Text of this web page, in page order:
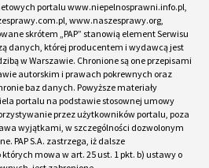
portalu www.niepelnosprawni.info.pl,
www.naszesprawy.org,
skrótem „PAP” stanowią element Serwisu
danych, której producentem i wydawcą jest
w Warszawie. Chronione są one przepisami
autorskim i prawach pokrewnych oraz
baz danych. Powyższe materiały
portalu na podstawie stosownej umowy
przez użytkowników portalu, poza
wyjątkami, w szczególności dozwolonym
PAP S.A. zastrzega, iż dalsze
mowa w art. 25 ust. 1 pkt. b) ustawy o